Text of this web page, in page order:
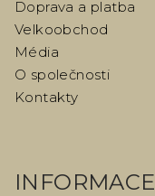
Doprava a platba
Velkoobchod
Média
O společnosti
Kontakty
INFORMACE